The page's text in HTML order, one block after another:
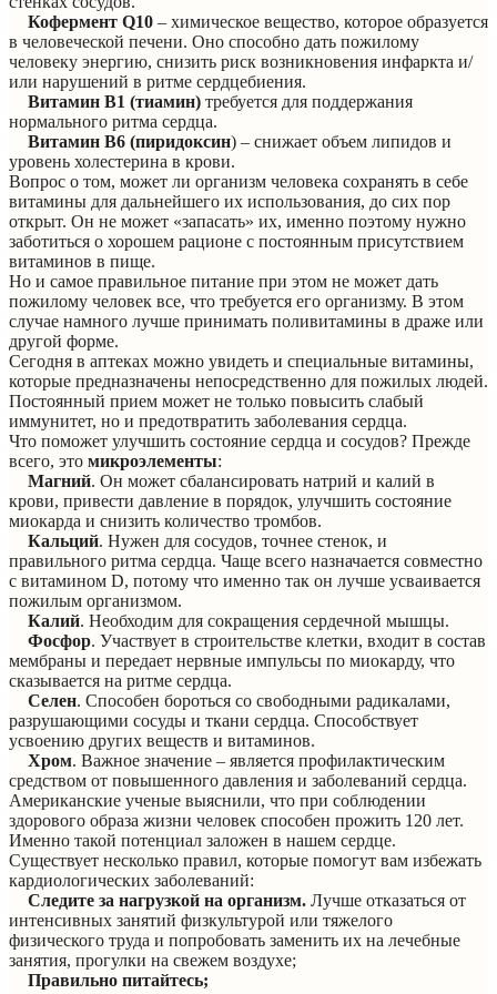
Кофермент Q10 – химическое вещество, которое образуется
в человеческой печени. Оно способно дать пожилому
человеку энергию, снизить риск возникновения инфаркта и/
или нарушений в ритме сердцебиения.
Витамин В1 (тиамин) требуется для поддержания
нормального ритма сердца.
Витамин В6 (пиридоксин) – снижает объем липидов и
уровень холестерина в крови.
Вопрос о том, может ли организм человека сохранять в себе
витамины для дальнейшего их использования, до сих пор
открыт. Он не может «запасать» их, именно поэтому нужно
заботиться о хорошем рационе с постоянным присутствием
витаминов в пище.
Но и самое правильное питание при этом не может дать
пожилому человек все, что требуется его организму. В этом
случае намного лучше принимать поливитамины в драже или
другой форме.
Сегодня в аптеках можно увидеть и специальные витамины,
которые предназначены непосредственно для пожилых людей.
Постоянный прием может не только повысить слабый
иммунитет, но и предотвратить заболевания сердца.
Что поможет улучшить состояние сердца и сосудов? Прежде
всего, это микроэлементы:
Магний. Он может сбалансировать натрий и калий в
крови, привести давление в порядок, улучшить состояние
миокарда и снизить количество тромбов.
Кальций. Нужен для сосудов, точнее стенок, и
правильного ритма сердца. Чаще всего назначается совместно
с витамином D, потому что именно так он лучше усваивается
пожилым организмом.
Калий. Необходим для сокращения сердечной мышцы.
Фосфор. Участвует в строительстве клетки, входит в состав
мембраны и передает нервные импульсы по миокарду, что
сказывается на ритме сердца.
Селен. Способен бороться со свободными радикалами,
разрушающими сосуды и ткани сердца. Способствует
усвоению других веществ и витаминов.
Хром. Важное значение – является профилактическим
средством от повышенного давления и заболеваний сердца.
Американские ученые выяснили, что при соблюдении
здорового образа жизни человек способен прожить 120 лет.
Именно такой потенциал заложен в нашем сердце.
Существует несколько правил, которые помогут вам избежать
кардиологических заболеваний:
Следите за нагрузкой на организм. Лучше отказаться от
интенсивных занятий физкультурой или тяжелого
физического труда и попробовать заменить их на лечебные
занятия, прогулки на свежем воздухе;
Правильно питайтесь;